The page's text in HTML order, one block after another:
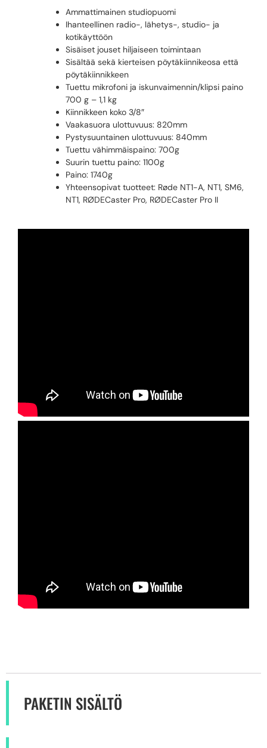
Ammattimainen studiopuomi
Ihanteellinen radio-, lähetys-, studio- ja
kotikäyttöön
Sisäiset jouset hiljaiseen toimintaan
Sisältää sekä kierteisen pöytäkiinnikeosa että
pöytäkiinnikkeen
Tuettu mikrofoni ja iskunvaimennin/klipsi paino
700 g – 1,1 kg
Kiinnikkeen koko 3/8″
Vaakasuora ulottuvuus: 820mm
Pystysuuntainen ulottuvuus: 840mm
Tuettu vähimmäispaino: 700g
Suurin tuettu paino: 1100g
Paino: 1740g
Yhteensopivat tuotteet: Røde NT1-A, NT1, SM6,
NT1, RØDECaster Pro, RØDECaster Pro II
PAKETIN SISÄLTÖ